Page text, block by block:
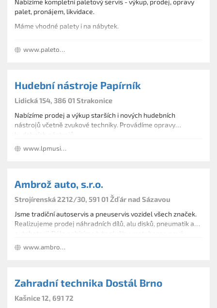
Nabízíme kompletní paletový servis - výkup, prodej, opravy
palet, pronájem, likvidace.
Máme vhodné palety i na nábytek.
www.paletovyservis.com
Hudební nástroje Papírník
Lidická 154, 386 01 Strakonice
Nabízíme prodej a výkup starších i nových hudebních
nástrojů včetně zvukové techniky. Provádíme opravy
hudebních nástrojů.
www.lpmusic.cz
Ambrož auto, s.r.o.
Strojírenská 2212/30, 591 01 Žďár nad Sázavou
Jsme tradiční autoservis a pneuservis vozidel všech značek.
Realizujeme prodej náhradních dílů, alu disků, pneumatik a
autobaterií. Dále nabízíme tyto služby: motobazar, nové
motocykly, skútry, elektrokola, příslušenství, přilby,
autopůjčovnu a další. Další služby: platba kartou, splátky.
www.ambrozauto.cz
Zahradní technika Dostál Brno
Kašnice 12, 691 72